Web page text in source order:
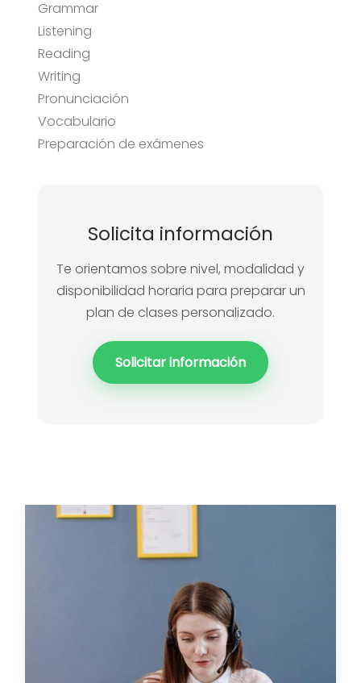
Grammar
Listening
Reading
Writing
Pronunciación
Vocabulario
Preparación de exámenes
Solicita información
Te orientamos sobre nivel, modalidad y
disponibilidad horaria para preparar un
plan de clases personalizado.
Solicitar información